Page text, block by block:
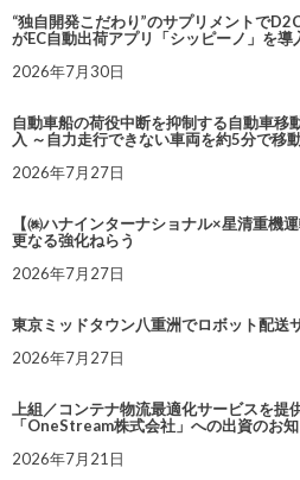
“独自開発こだわり”のサプリメントで
がEC自動出荷アプリ「シッピーノ」を導
2026年7月30日
自動車船の荷役中断を抑制する自動車移
入 ～自力走行できない車両を約5分で移
2026年7月27日
【㈱ハナインターナショナル×星清重機
更なる強化ねらう
2026年7月27日
東京ミッドタウン八重洲でロボット配送
2026年7月27日
上組／コンテナ物流最適化サービスを提
「OneStream株式会社」への出資のお
2026年7月21日